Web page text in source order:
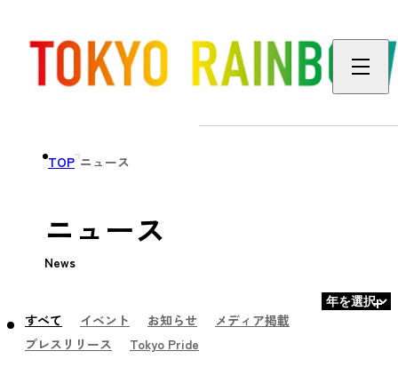
TOP ニュース
ニュース
News
すべて イベント お知らせ
メディア掲載
プレスリリース
Tokyo Pride